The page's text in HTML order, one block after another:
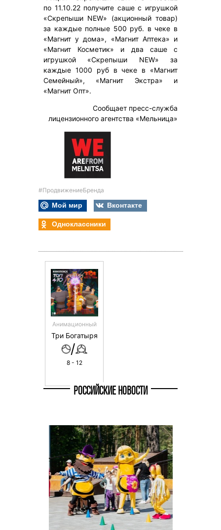
по 11.10.22 получите саше с игрушкой
«Скрепыши NEW» (акционный товар)
за каждые полные 500 руб. в чеке в
«Магнит у дома», «Магнит Аптека» и
«Магнит Косметик» и два саше с
игрушкой «Скрепыши NEW» за
каждые 1000 руб в чеке в «Магнит
Семейный», «Магнит Экстра» и
«Магнит Опт».
Сообщает пресс-служба
лицензионного агентства «Мельница»
#ПродвижениеБренда
Мой мир
Вконтакте
Одноклассники
Анимационный
Три Богатыря
/
8 - 12
РОССИЙСКИЕ НОВОСТИ